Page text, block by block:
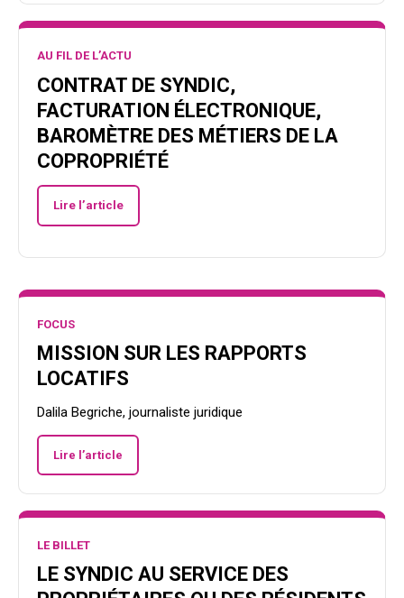
AU FIL DE L’ACTU
CONTRAT DE SYNDIC,
FACTURATION ÉLECTRONIQUE,
BAROMÈTRE DES MÉTIERS DE LA
COPROPRIÉTÉ
Lire l’article
FOCUS
MISSION SUR LES RAPPORTS
LOCATIFS
Dalila Begriche, journaliste juridique
Lire l’article
LE BILLET
LE SYNDIC AU SERVICE DES